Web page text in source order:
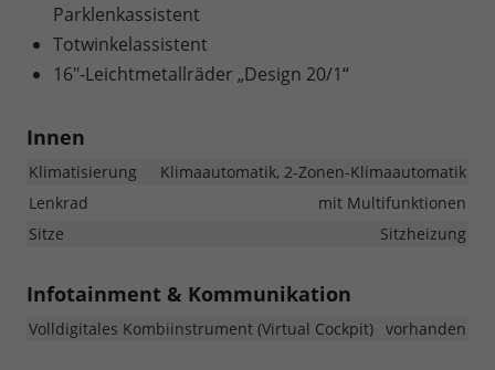
Parklenkassistent
Totwinkelassistent
16"-Leichtmetallräder „Design 20/1“
Innen
Klimatisierung
Klimaautomatik, 2-Zonen-Klimaautomatik
Lenkrad
mit Multifunktionen
Sitze
Sitzheizung
Infotainment & Kommunikation
Volldigitales Kombiinstrument (Virtual Cockpit) vorhanden